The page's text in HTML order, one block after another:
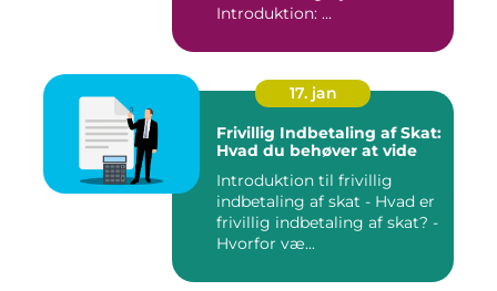
Introduktion: ...
17. jan
Frivillig Indbetaling af Skat:
Hvad du behøver at vide
Introduktion til frivillig
indbetaling af skat - Hvad er
frivillig indbetaling af skat? -
Hvorfor væ...